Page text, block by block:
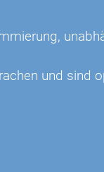
und sind